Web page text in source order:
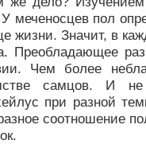
меченосцев пол
жизни. Значит, в
Преобладающее
Чем более
самцов. И
при разной
соотношение